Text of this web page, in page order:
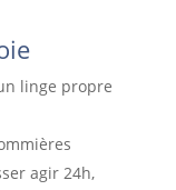
linge propre
agir 24h,